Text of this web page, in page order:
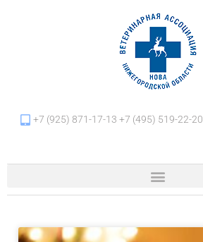
+7 (925) 871-17-13 +7 (495) 519-22-20